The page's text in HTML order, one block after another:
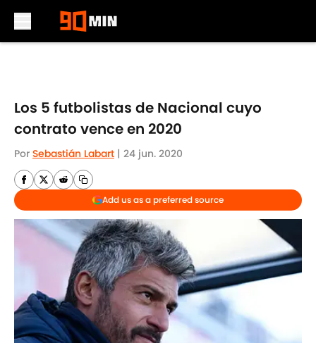
Los 5 futbolistas de Nacional cuyo
contrato vence en 2020
Por Sebastián Labart | 24 jun. 2020
Add us as a preferred source